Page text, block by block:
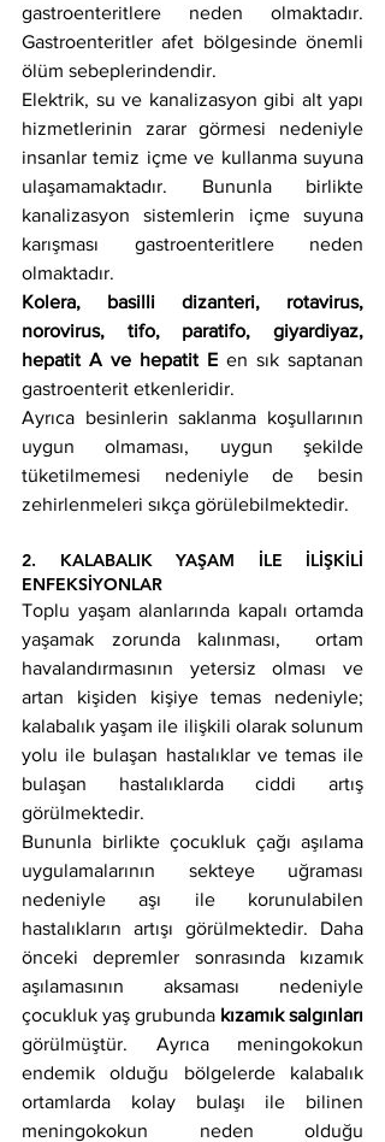
gastroenteritlere neden olmaktadır.
Gastroenteritler afet bölgesinde önemli
ölüm sebeplerindendir.
Elektrik, su ve kanalizasyon gibi alt yapı
hizmetlerinin zarar görmesi nedeniyle
insanlar temiz içme ve kullanma suyuna
ulaşamamaktadır. Bununla birlikte
kanalizasyon sistemlerin içme suyuna
karışması gastroenteritlere neden
olmaktadır.
Kolera, basilli dizanteri, rotavirus,
norovirus, tifo, paratifo, giyardiyaz,
hepatit A ve hepatit E en sık saptanan
gastroenterit etkenleridir.
Ayrıca besinlerin saklanma koşullarının
uygun olmaması, uygun şekilde
tüketilmemesi nedeniyle de besin
zehirlenmeleri sıkça görülebilmektedir.
2. KALABALIK YAŞAM İLE İLİŞKİLİ
ENFEKSİYONLAR
Toplu yaşam alanlarında kapalı ortamda
yaşamak zorunda kalınması,  ortam
havalandırmasının yetersiz olması ve
artan kişiden kişiye temas nedeniyle;
kalabalık yaşam ile ilişkili olarak solunum
yolu ile bulaşan hastalıklar ve temas ile
bulaşan hastalıklarda ciddi artış
görülmektedir.
Bununla birlikte çocukluk çağı aşılama
uygulamalarının sekteye uğraması
nedeniyle aşı ile korunulabilen
hastalıkların artışı görülmektedir. Daha
önceki depremler sonrasında kızamık
aşılamasının aksaması nedeniyle
çocukluk yaş grubunda
görülmüştür. Ayrıca meningokokun
endemik olduğu bölgelerde kalabalık
ortamlarda kolay bulaşı ile bilinen